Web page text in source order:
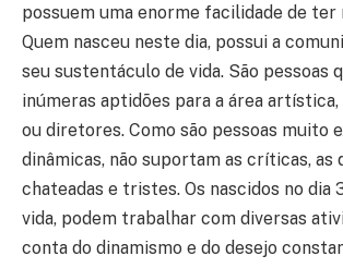
possuem uma enorme facilidade de ter
Quem nasceu neste dia, possui a
seu sustentáculo de vida. São pessoas
inúmeras aptidões para a área
ou diretores. Como são pessoas muito
dinâmicas, não suportam as críticas, as
chateadas e tristes. Os nascidos no dia
vida, podem trabalhar com diversas
conta do dinamismo e do desejo